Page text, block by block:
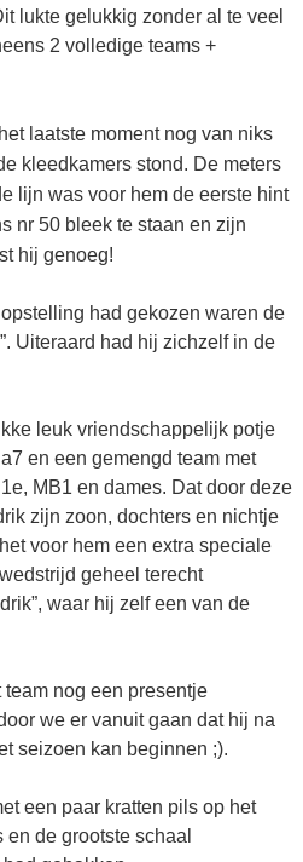
lukte gelukkig zonder al te veel
2 volledige teams +
laatste moment nog van niks
kleedkamers stond. De meters
lijn was voor hem de eerste hint
nr 50 bleek te staan en zijn
hij genoeg!
had gekozen waren de
Uiteraard had hij zichzelf in de
leuk vriendschappelijk potje
en een gemengd team met
MB1 en dames. Dat door deze
zijn zoon, dochters en nichtje
voor hem een extra speciale
geheel terecht
waar hij zelf een van de
nog een presentje
we er vanuit gaan dat hij na
seizoen kan beginnen ;).
een paar kratten pils op het
de grootste schaal